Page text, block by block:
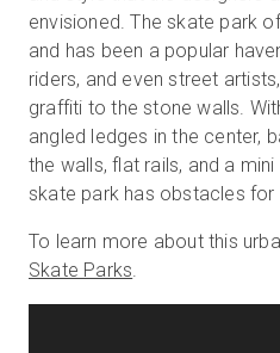
Anmelden
Kostenlose
Vertrieb: +49 6956 608908
DE
envisioned. The skate park
and has been a popular
riders, and even street
graffiti to the stone walls.
angled ledges in the center,
the walls, flat rails, and a
skate park has obstacles for
To learn more about this
Skate Parks.